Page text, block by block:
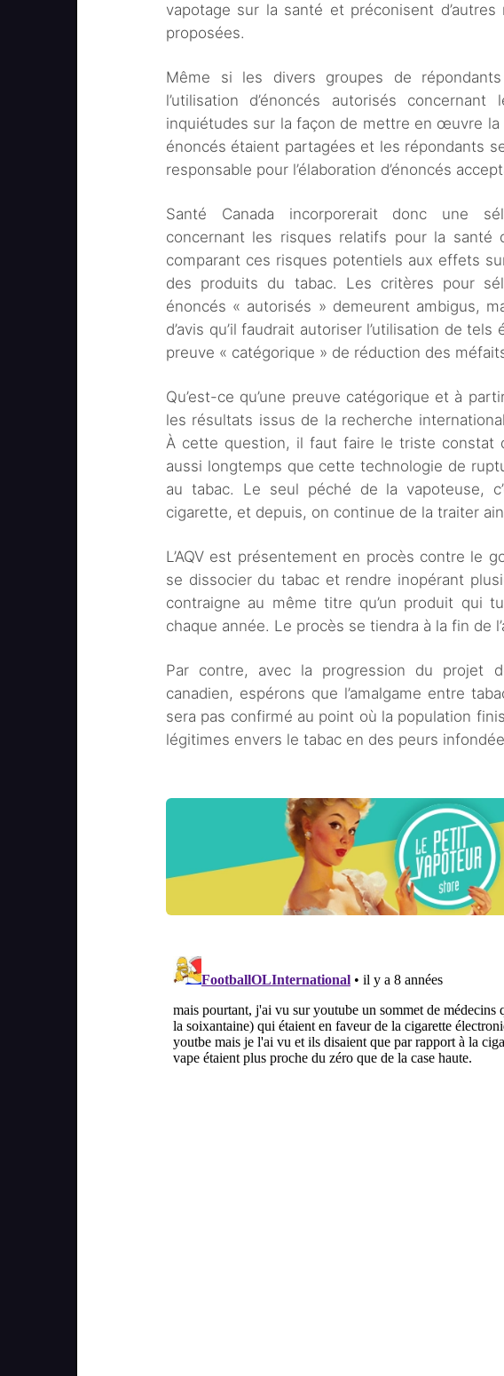
vapotage sur la santé et préconisent
proposées.
Même si les divers groupes de
l’utilisation d’énoncés autorisés
inquiétudes sur la façon de mettre en œuvre
énoncés étaient partagées et les répondants
responsable pour l’élaboration d’énoncés
Santé Canada incorporerait donc une
concernant les risques relatifs pour la santé
comparant ces risques potentiels aux effets
des produits du tabac. Les critères pour
énoncés « autorisés » demeurent ambigus,
d’avis qu’il faudrait autoriser l’utilisation de tels
preuve « catégorique » de réduction des
Qu’est-ce qu’une preuve catégorique et à
les résultats issus de la recherche
À cette question, il faut faire le triste constat
aussi longtemps que cette technologie de
au tabac. Le seul péché de la vapoteuse,
cigarette, et depuis, on continue de la traiter
L’AQV est présentement en procès contre le
se dissocier du tabac et rendre inopérant
contraigne au même titre qu’un produit qui
chaque année. Le procès se tiendra à la fin de
Par contre, avec la progression du projet
canadien, espérons que l’amalgame entre
sera pas confirmé au point où la population
légitimes envers le tabac en des peurs